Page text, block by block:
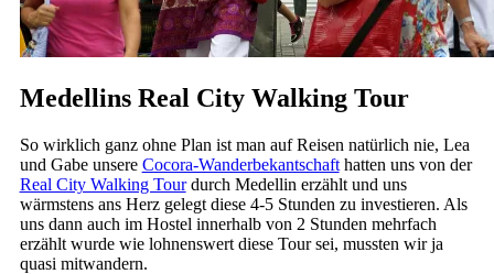
Medellins Real City Walking Tour
So wirklich ganz ohne Plan ist man auf Reisen natürlich nie, Lea
und Gabe unsere Cocora-Wanderbekantschafthatten uns von der
Real City Walking Tourdurch Medellin erzählt und uns
wärmstens ans Herz gelegt diese 4-5 Stunden zu investieren. Als
uns dann auch im Hostel innerhalb von 2 Stunden mehrfach
erzählt wurde wie lohnenswert diese Tour sei, mussten wir ja
quasi mitwandern.